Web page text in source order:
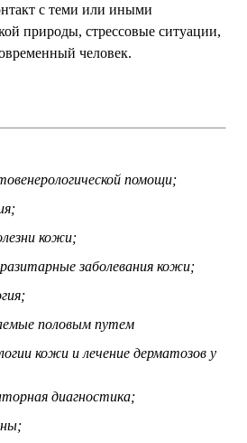
с теми или иными
природы, стрессовые ситуации,
человек.
помощи;
кожи;
заболевания кожи;
половым путем
кожи и лечение дерматозов у
диагностика;